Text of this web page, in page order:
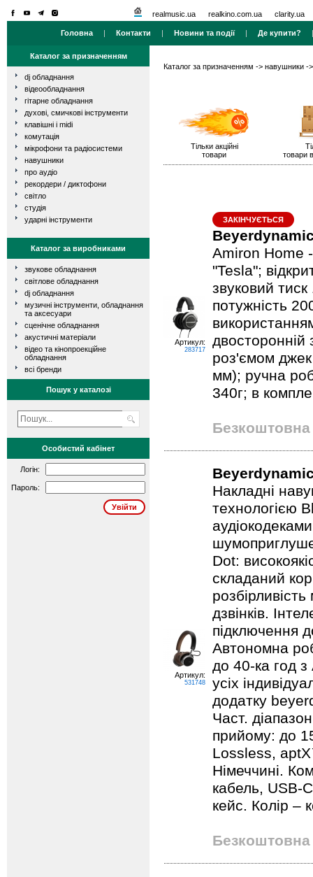
realmusic.ua realkino.com.ua clarity.ua
Головна | Контакти | Новини та події| Де купити?
Каталог за призначенням
dj обладнання
відеообладнання
гітарне обладнання
духові, смичкові інструменти
клавішні і midi
комутація
мікрофони та радіосистеми
навушники
про аудіо
рекордери / диктофони
світло
студія
ударні інструменти
Каталог за виробниками
звукове обладнання
світлове обладнання
dj обладнання
музичні інструменти, обладнання
та аксесуари
сценічне обладнання
акустичні матеріали
відео та кінопроекційне
обладнання
всі бренди
Пошук у каталозі
Особистий кабінет
Логін:
Пароль:
Каталог за призначенням -> навушники -
Тільки акційні
товари
товари
Артикул:
283717
ЗАКІНЧУЄТЬСЯ
Amiron Home
"Tesla";
звуковий
потужність
роз'ємом
мм); ручна
340г; в
Безкоштовна
Артикул:
531748
Накладні
технологією
Dot:
складаний
дзвінків.
підключення
Автономна
до 40-ка год
усіх
додатку
Част.
прийому: до
Lossless,
Німеччині.
кабель, USB-
кейс. Колір –
Безкоштовна